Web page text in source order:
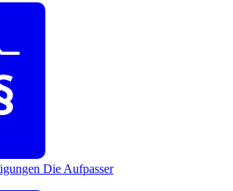
Die Aufpasser